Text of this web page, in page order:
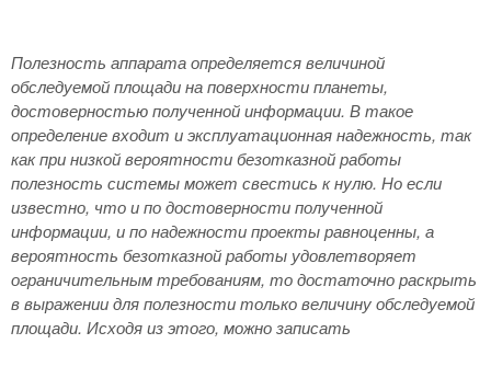
Полезность аппарата определяется величиной
обследуемой площади на поверхности планеты,
достоверностью полученной информации. В такое
определение входит и эксплуатационная надежность, так
как при низкой вероятности безотказной работы
полезность системы может свестись к нулю. Но если
известно, что и по достоверности полученной
информации, и по надежности проекты равноценны, а
вероятность безотказной работы удовлетворяет
ограничительным требованиям, то достаточно раскрыть
в выражении для полезности только величину обследуемой
площади. Исходя из этого, можно записать